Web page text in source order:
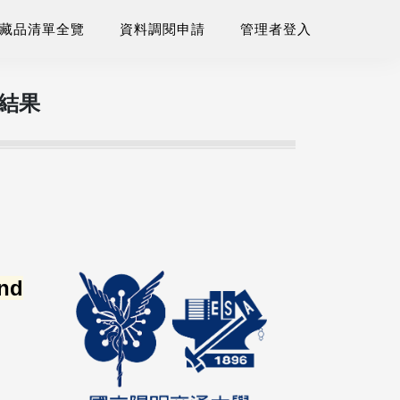
品清單全覽 資料調閱申請 管理者登入
果